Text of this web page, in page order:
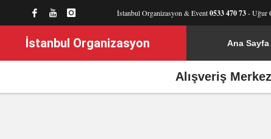
İstanbul Organizasyon & Event0533 470 73- Uğur
İstanbul Organizasyon Ana Sayfa
Alışveriş